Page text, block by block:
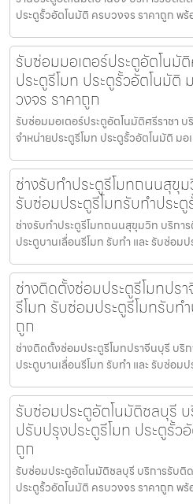
ประตูรั้วอัตโนมัติ ครบวงจร ราคาถูก พ
รับซ่อมมอเตอร์ประตูอัตโนมั
ประตูรีโมท ประตูรั้วอัตโนมัติ
วงจร ราคาถูก
รับซ่อมมอเตอร์ประตูอัตโนมัติศรีราชา
จำหน่ายประตูรีโมท ประตูรั้วอัตโนมัติ มอ
ช่างรับทำประตูรีโมทถนนสุขุ
รับซ่อมประตูรีโมทรับทำประ
ช่างรับทำประตูรีโมทถนนสุขุมวิท บริกา
ประตูบานเลื่อนรีโมท รับทำ และ รับซ่อม
ช่างติดตั้งซ่อมประตูรีโมทปร
รีโมท รับซ่อมประตูรีโมทรับท
ถูก
ช่างติดตั้งซ่อมประตูรีโมทปราจีนบุรี บริ
ประตูบานเลื่อนรีโมท รับทำ และ รับซ่อมป
รับซ่อมประตูอัตโนมัติชลบุรี
ปรับปรุงประตูรีโมท ประตูรั้ว
ถูก
รับซ่อมประตูอัตโนมัติชลบุรี บริการรับติ
ประตูรั้วอัตโนมัติ ครบวงจร ราคาถูก พ